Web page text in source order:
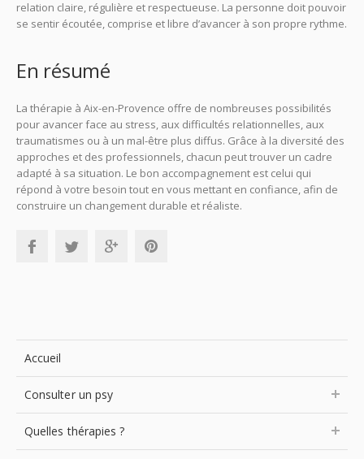
relation claire, régulière et respectueuse. La personne doit pouvoir
se sentir écoutée, comprise et libre d’avancer à son propre rythme.
En résumé
La thérapie à Aix-en-Provence offre de nombreuses possibilités
pour avancer face au stress, aux difficultés relationnelles, aux
traumatismes ou à un mal-être plus diffus. Grâce à la diversité des
approches et des professionnels, chacun peut trouver un cadre
adapté à sa situation. Le bon accompagnement est celui qui
répond à votre besoin tout en vous mettant en confiance, afin de
construire un changement durable et réaliste.
Accueil
Consulter un psy
Quelles thérapies ?